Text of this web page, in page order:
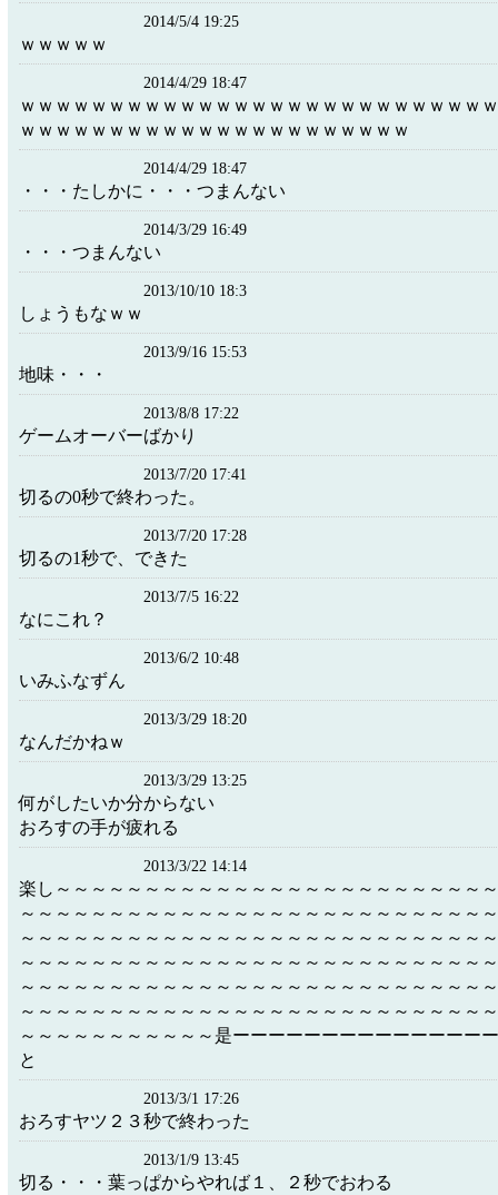
2014/5/4 19:25
ｗｗｗｗｗ
2014/4/29 18:47
ｗｗｗｗｗｗｗｗｗｗｗｗｗｗｗｗｗｗｗｗｗｗｗｗｗｗ
ｗｗｗｗｗｗｗｗｗｗｗｗｗｗｗｗｗｗｗｗｗｗ
2014/4/29 18:47
・・・たしかに・・・つまんない
2014/3/29 16:49
・・・つまんない
2013/10/10 18:3
しょうもなｗｗ
2013/9/16 15:53
地味・・・
2013/8/8 17:22
ゲームオーバーばかり
2013/7/20 17:41
切るの0秒で終わった。
2013/7/20 17:28
切るの1秒で、できた
2013/7/5 16:22
なにこれ？
2013/6/2 10:48
いみふなずん
2013/3/29 18:20
なんだかねｗ
2013/3/29 13:25
何がしたいか分からない
おろすの手が疲れる
2013/3/22 14:14
楽し～～～～～～～～～～～～～～～～～～～～～～～～
～～～～～～～～～～～～～～～～～～～～～～～～～～
～～～～～～～～～～～～～～～～～～～～～～～～～～
～～～～～～～～～～～～～～～～～～～～～～～～～～
～～～～～～～～～～～～～～～～～～～～～～～～～～
～～～～～～～～～～～～～～～～～～～～～～～～～～
～～～～～～～～～～～是ーーーーーーーーーーーーーー
と
2013/3/1 17:26
おろすヤツ２３秒で終わった
2013/1/9 13:45
切る・・・葉っぱからやれば１、２秒でおわる